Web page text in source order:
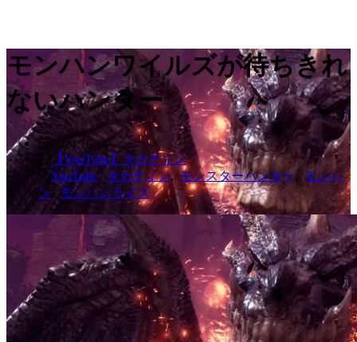
モンハンワイルズが待ちきれ
ないハンター
2024.10.14
【YouTube】タカティン
YouTube
タカティン,モンスターハンター, モンハ
ン
モンハンライズ